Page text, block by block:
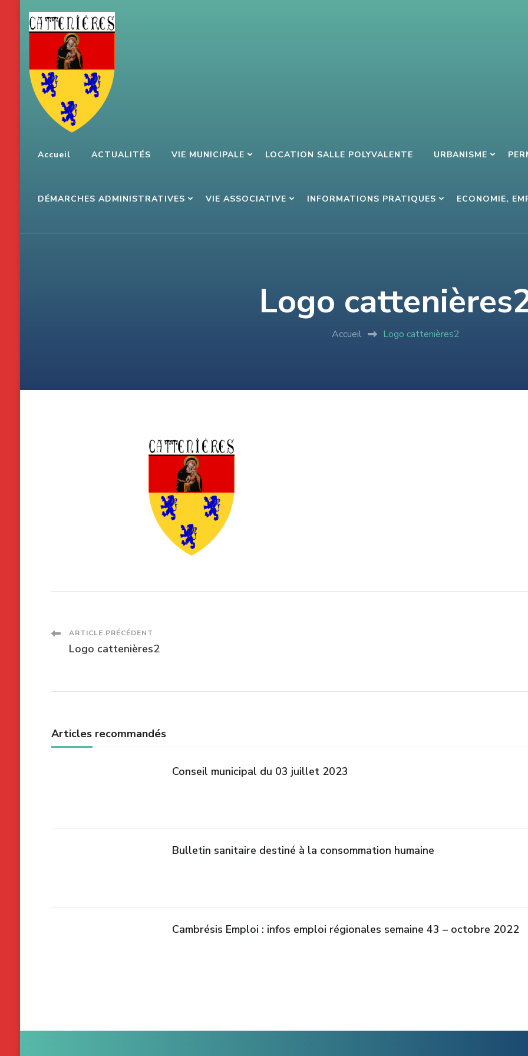
Aller
au
contenu
(Pressez
Entrée)
Accueil ACTUALITÉS VIE MUNICIPALE LOCATION SALLE POLYVALENTE URBANISME
DÉMARCHES ADMINISTRATIVES VIE ASSOCIATIVE INFORMATIONS PRATIQUES ECONOMIE,
Logo
Accueil Logo cattenières2
Navigation
articles
ARTICLE PRÉCÉDENT
Logo cattenières2
Articles recommandés
Conseil municipal du 03 juillet 2023
Bulletin sanitaire destiné à la consommation humaine
Cambrésis Emploi : infos emploi régionales semaine 43 – octobre 2022